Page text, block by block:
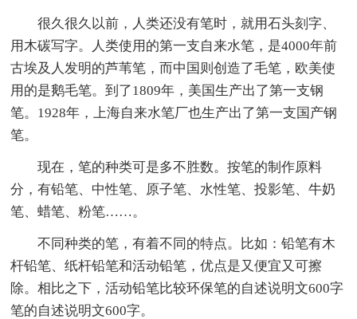
很久很久以前，人类还没有笔时，就用石头刻字、
用木碳写字。人类使用的第一支自来水笔，是4000年前
古埃及人发明的芦苇笔，而中国则创造了毛笔，欧美使
用的是鹅毛笔。到了1809年，美国生产出了第一支钢
笔。1928年，上海自来水笔厂也生产出了第一支国产钢
笔。
现在，笔的种类可是多不胜数。按笔的制作原料
分，有铅笔、中性笔、原子笔、水性笔、投影笔、牛奶
笔、蜡笔、粉笔……。
不同种类的笔，有着不同的特点。比如：铅笔有木
杆铅笔、纸杆铅笔和活动铅笔，优点是又便宜又可擦
除。相比之下，活动铅笔比较环保笔的自述说明文600字
笔的自述说明文600字。